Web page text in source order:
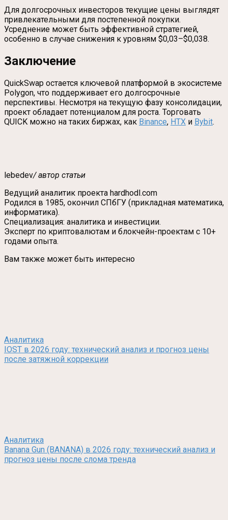
Для долгосрочных инвесторов текущие цены выглядят
привлекательными для постепенной покупки.
Усреднение может быть эффективной стратегией,
особенно в случае снижения к уровням $0,03–$0,038.
Заключение
QuickSwap остается ключевой платформой в экосистеме
Polygon, что поддерживает его долгосрочные
перспективы. Несмотря на текущую фазу консолидации,
проект обладает потенциалом для роста. Торговать
QUICK можно на таких биржах, как Binance, HTX и Bybit.
lebedev/ автор статьи
Ведущий аналитик проекта hardhodl.com
Родился в 1985, окончил СПбГУ (прикладная математика,
информатика).
Специализация: аналитика и инвестиции.
Эксперт по криптовалютам и блокчейн-проектам с 10+
годами опыта.
Вам также может быть интересно
Аналитика
IOST в 2026 году: технический анализ и прогноз цены
после затяжной коррекции
Аналитика
Banana Gun (BANANA) в 2026 году: технический анализ и
прогноз цены после слома тренда